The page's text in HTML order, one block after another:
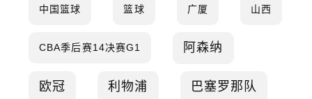
中国篮球 篮球 广厦 山西
CBA季后赛14决赛G1 阿森纳
欧冠 利物浦 巴塞罗那队